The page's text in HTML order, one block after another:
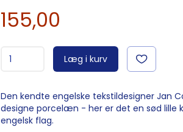
155,00
Læg i kurv
Den kendte engelske tekstildesigner Jan
designe porcelæn - her er det en sød lille
engelsk flag.